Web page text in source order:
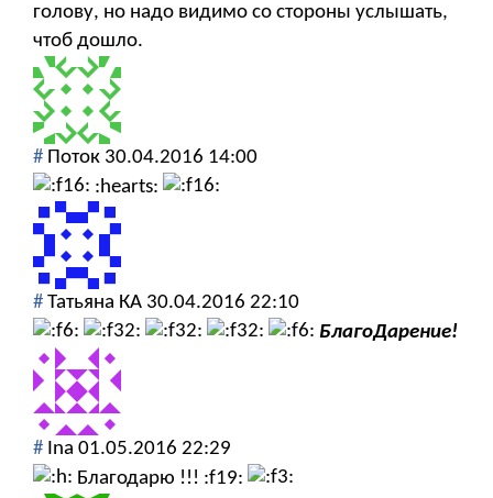
голову, но надо видимо со стороны услышать,
чтоб дошло.
# Поток 30.04.2016 14:00
:hearts:
# Татьяна КА 30.04.2016 22:10
БлагоДарение!
# Ina 01.05.2016 22:29
Благодарю !!! :f19: